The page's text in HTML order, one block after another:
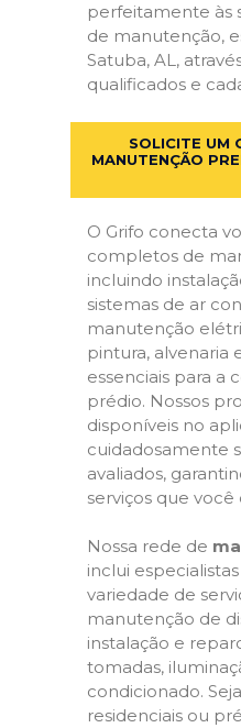
perfeitamente às
de manutenção,
Satuba, AL,
qualificados e
SOLICITE UM
MANUTENÇÃO
O Grifo conecta
completos de
incluindo
sistemas de ar
manutenção
pintura, alvenaria
essenciais para a
prédio. Nossos
disponíveis no
cuidadosamente
avaliados,
serviços que você
Nossa rede de
inclui
variedade de
manutenção de
instalação e
tomadas,
condicionado.
residenciais ou